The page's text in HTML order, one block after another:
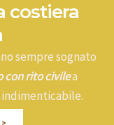
costiera
sempre sognato
con rito civilea
indimenticabile.